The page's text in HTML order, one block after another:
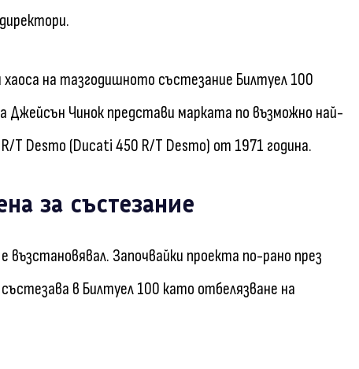
на тазгодишното състезание Билтуел 100
Джейсън Чинок представи марката по възможно най-
T Desmo (Ducati 450 R/T Desmo) от 1971 година.
за състезание
Започвайки проекта по-рано през
в Билтуел 100 като отбелязване на